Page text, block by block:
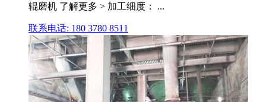
辊磨机 了解更多 > 加工细度： ...
联系电话: 180 3780 8511